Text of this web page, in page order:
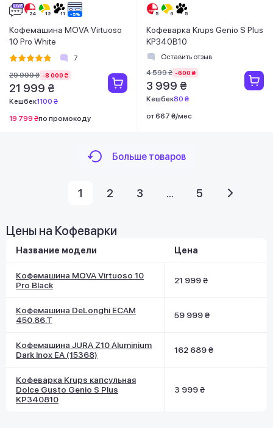
Кофемашина MOVA Virtuoso
10 Pro White
7
29 999 ₴ -8 000 ₴
21 999 ₴
Кешбек1100 ₴
19 799 ₴по промокоду
Кофеварка Krups Genio S Plus
KP340B10
Оставить отзыв
4 599 ₴ -600 ₴
3 999 ₴
Кешбек80 ₴
от 667 ₴/мес
Больше товаров
1 2 3 ... 5
Цены на Кофеварки
Название модели Цена
Кофемашина MOVA Virtuoso 10
Pro Black
21 999 ₴
Кофемашина DeLonghi ECAM
450.86.T
59 999 ₴
Кофемашина JURA Z10 Aluminium
Dark Inox EA (15368)
162 689 ₴
Кофеварка Krups капсульная
Dolce Gusto Genio S Plus
KP340810
3 999 ₴